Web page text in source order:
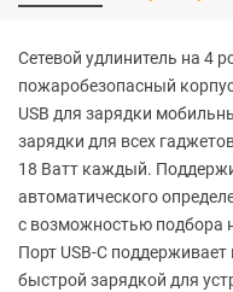
Сетевой удлинитель на 4
пожаробезопасный
USB для зарядки
зарядки для всех
18 Ватт каждый.
автоматического
с возможностью подбора
Порт USB-C
быстрой зарядкой для